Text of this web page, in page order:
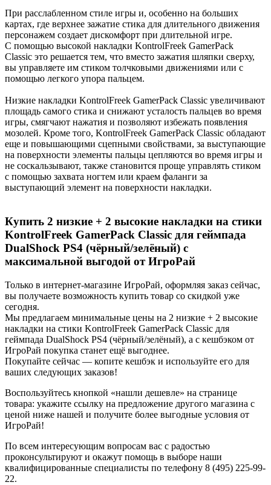
При расслабленном стиле игры и, особенно на больших
картах, где верхнее зажатие стика для длительного движения
персонажем создает дискомфорт при длительной игре.
С помощью высокой накладки KontrolFreek GamerPack
Classic это решается тем, что вместо зажатия шляпки сверху,
вы управляете им стиком толчковыми движениями или с
помощью легкого упора пальцем.
Низкие накладки KontrolFreek GamerPack Classic увеличивают
площадь самого стика и снижают усталость пальцев во время
игры, смягчают нажатия и позволяют избежать появления
мозолей. Кроме того, KontrolFreek GamerPack Classic обладают
еще и повышающими сцепными свойствами, за выступающие
на поверхности элементы пальцы цепляются во время игры и
не соскальзывают, также становится проще управлять стиком
с помощью захвата ногтем или краем фаланги за
выступающий элемент на поверхности накладки.
Купить 2 низкие + 2 высокие накладки на стики
KontrolFreek GamerPack Classic для геймпада
DualShock PS4 (чёрный/зелёный) с
максимальной выгодой от ИгроРай
Только в интернет-магазине ИгроРай, оформляя заказ сейчас,
вы получаете возможность купить товар со скидкой уже
сегодня.
Мы предлагаем минимальные цены на 2 низкие + 2 высокие
накладки на стики KontrolFreek GamerPack Classic для
геймпада DualShock PS4 (чёрный/зелёный), а с кешбэком от
ИгроРай покупка станет ещё выгоднее.
Покупайте сейчас — копите кешбэк и используйте его для
ваших следующих заказов!
Воспользуйтесь кнопкой «нашли дешевле» на странице
товара: укажите ссылку на предложение другого магазина с
ценой ниже нашей и получите более выгодные условия от
ИгроРай!
По всем интересующим вопросам вас с радостью
проконсультируют и окажут помощь в выборе наши
квалифицированные специалисты по телефону 8 (495) 225-99-
22.